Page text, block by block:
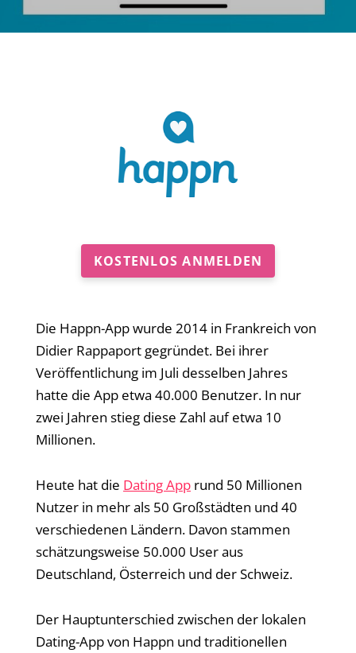
KOSTENLOS ANMELDEN
Die Happn-App wurde 2014 in Frankreich von
Didier Rappaport gegründet. Bei ihrer
Veröffentlichung im Juli desselben Jahres
hatte die App etwa 40.000 Benutzer. In nur
zwei Jahren stieg diese Zahl auf etwa 10
Millionen.
Heute hat die Dating App rund 50 Millionen
Nutzer in mehr als 50 Großstädten und 40
verschiedenen Ländern. Davon stammen
schätzungsweise 50.000 User aus
Deutschland, Österreich und der Schweiz.
Der Hauptunterschied zwischen der lokalen
Dating-App von Happn und traditionellen